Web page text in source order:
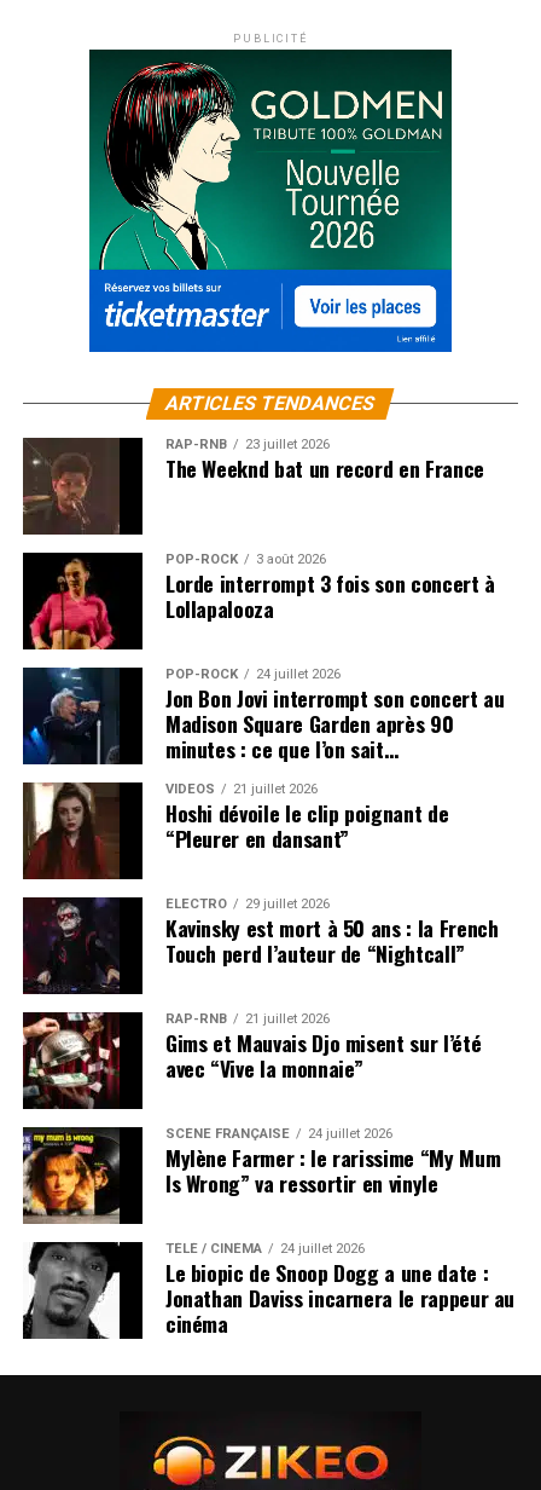
PUBLICITÉ
ARTICLES TENDANCES
RAP-RNB 23 juillet 2026
The Weeknd bat un record en France
POP-ROCK 3 août 2026
Lorde interrompt 3 fois son concert à
Lollapalooza
POP-ROCK 24 juillet 2026
Jon Bon Jovi interrompt son concert au
Madison Square Garden après 90
minutes : ce que l’on sait…
VIDEOS 21 juillet 2026
Hoshi dévoile le clip poignant de
“Pleurer en dansant”
ÉLECTRO 29 juillet 2026
Kavinsky est mort à 50 ans : la French
Touch perd l’auteur de “Nightcall”
RAP-RNB 21 juillet 2026
Gims et Mauvais Djo misent sur l’été
avec “Vive la monnaie”
SCÈNE FRANÇAISE 24 juillet 2026
Mylène Farmer : le rarissime “My Mum
Is Wrong” va ressortir en vinyle
TÉLÉ / CINÉMA 24 juillet 2026
Le biopic de Snoop Dogg a une date :
Jonathan Daviss incarnera le rappeur au
cinéma